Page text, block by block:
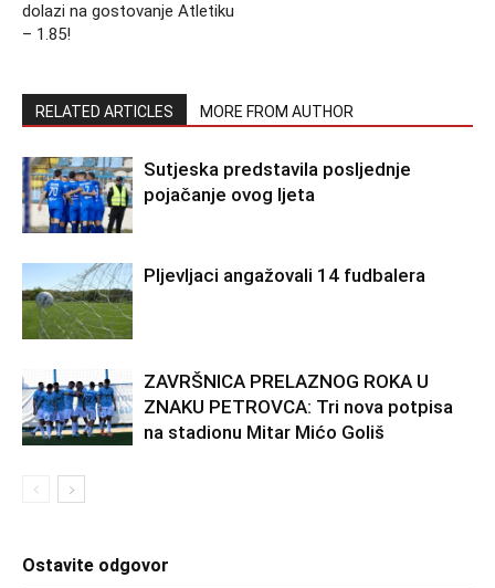
dolazi na gostovanje Atletiku
– 1.85!
RELATED ARTICLES MORE FROM AUTHOR
Sutjeska predstavila posljednje
pojačanje ovog ljeta
Pljevljaci angažovali 14 fudbalera
ZAVRŠNICA PRELAZNOG ROKA U
ZNAKU PETROVCA: Tri nova potpisa
na stadionu Mitar Mićo Goliš
Ostavite odgovor